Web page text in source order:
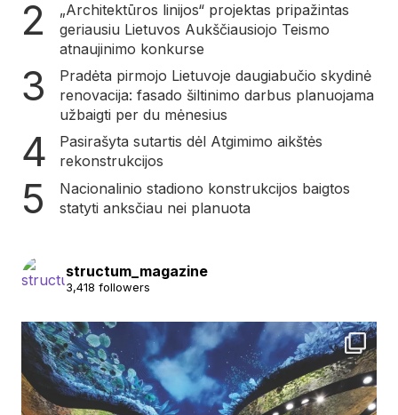
„Architektūros linijos“ projektas pripažintas
geriausiu Lietuvos Aukščiausiojo Teismo
atnaujinimo konkurse
Pradėta pirmojo Lietuvoje daugiabučio skydinė
renovacija: fasado šiltinimo darbus planuojama
užbaigti per du mėnesius
Pasirašyta sutartis dėl Atgimimo aikštės
rekonstrukcijos
Nacionalinio stadiono konstrukcijos baigtos
statyti anksčiau nei planuota
structum_magazine
3,418 followers